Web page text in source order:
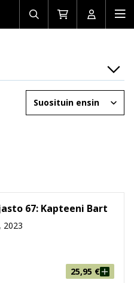
Avaa/sulje
haku
Siirry
ostoskoriin
Avaa/
Järjestä
67: Kapteeni Bart
2023
25,95 €